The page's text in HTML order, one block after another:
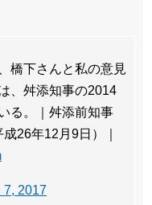
橋下さんと私の意見
、舛添知事の2014
る。｜舛添前知事
26年12月9日）｜
7, 2017